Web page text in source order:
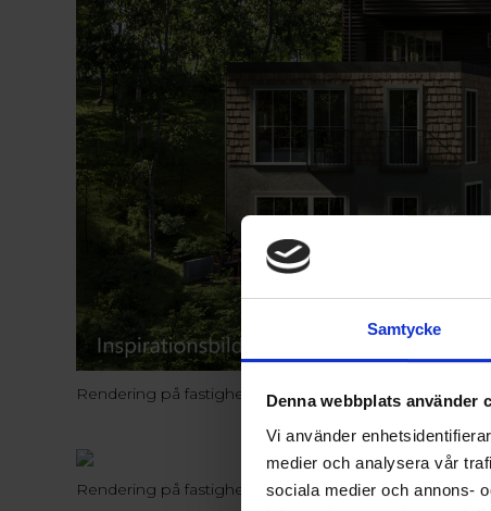
Samtycke
Denna webbplats använder
Vi använder
medier och analysera vår
sociala medier och annons-
Rendering på fastighetens baksida
Rendering på fastighetens framsida